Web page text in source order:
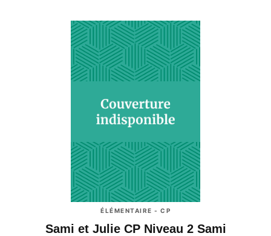
ÉLÉMENTAIRE - CP
Sami et Julie CP Niveau 2 Sami